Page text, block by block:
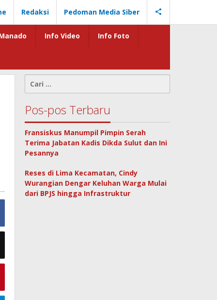
Redaksi Pedoman Media Siber
Info Video Info Foto
untuk:
Pos-pos Terbaru
Fransiskus Manumpil Pimpin Serah
Terima Jabatan Kadis Dikda Sulut dan Ini
Pesannya
Reses di Lima Kecamatan, Cindy
Wurangian Dengar Keluhan Warga Mulai
dari BPJS hingga Infrastruktur